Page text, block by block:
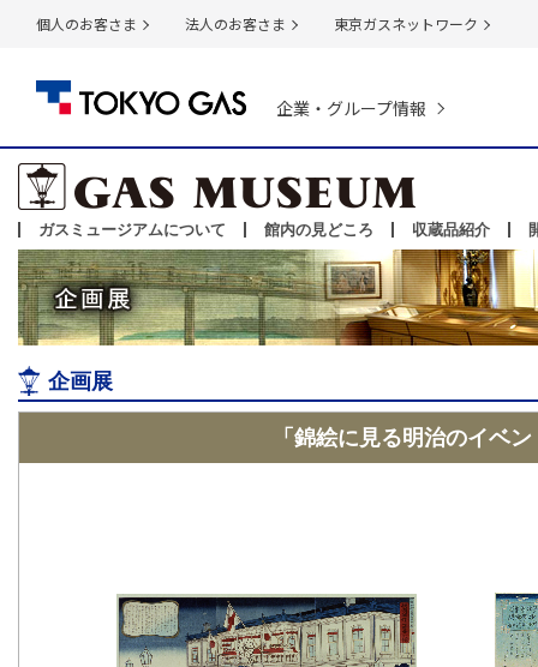
個人のお客さま 法人のお客さま 東京ガスネットワーク
企業・グループ情報
ガスミュージアムについて 館内の見どころ 収蔵品紹介
企画展
「錦絵に見る明治のイベ